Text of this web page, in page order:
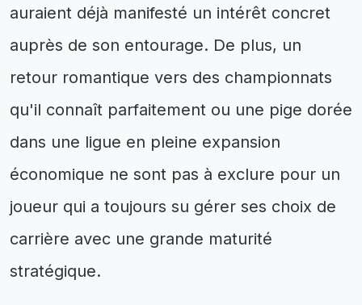
auraient déjà manifesté un intérêt concret
auprès de son entourage. De plus, un
retour romantique vers des championnats
qu'il connaît parfaitement ou une pige dorée
dans une ligue en pleine expansion
économique ne sont pas à exclure pour un
joueur qui a toujours su gérer ses choix de
carrière avec une grande maturité
stratégique.